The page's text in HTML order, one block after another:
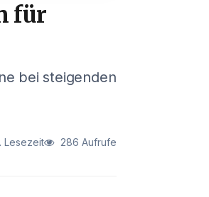
für
bei steigenden
Lesezeit 286 Aufrufe